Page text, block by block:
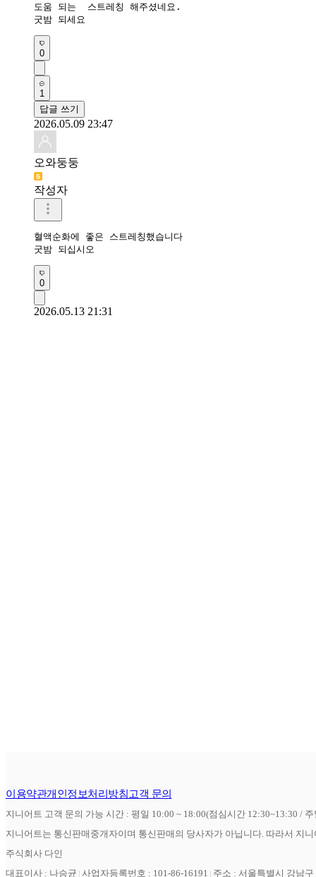
도움 되는  스트레칭 해주셨네요.
굿밤 되세요
0
1
답글 쓰기
2026.05.09 23:47
오와둥둥
작성자
혈액순화에 좋은 스트레칭했습니다
굿밤 되십시오
0
2026.05.13 21:31
이용약관개인정보처리방침고객 문의
지니어트 고객 문의 가능 시간 : 평일 10:00 ~ 18:00(점심시간 12:30~13:30 /
지니어트는 통신판매중개자이며 통신판매의 당사자가 아닙니다. 따라서 지
주식회사 다인
대표이사 : 나승균 사업자등록번호 : 101-86-16191 주소 : 서울특별시 강남